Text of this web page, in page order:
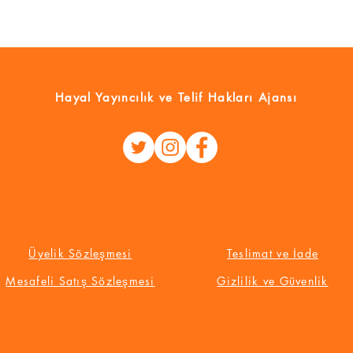
Hayal Yayıncılık ve Telif Hakları Ajansı
Üyelik Sözleşmesi
Mesafeli Satış Sözleşmesi
Teslimat ve İade
Gizlilik ve Güvenlik